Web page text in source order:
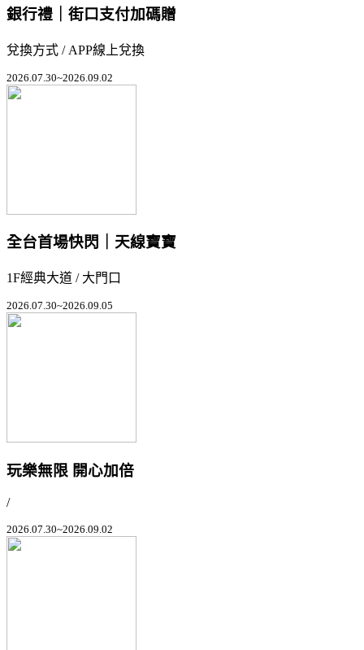
銀行禮｜街口支付加碼贈
兌換方式 / APP線上兌換
2026.07.30~2026.09.02
全台首場快閃｜天線寶寶
1F經典大道 / 大門口
2026.07.30~2026.09.05
玩樂無限 開心加倍
/
2026.07.30~2026.09.02